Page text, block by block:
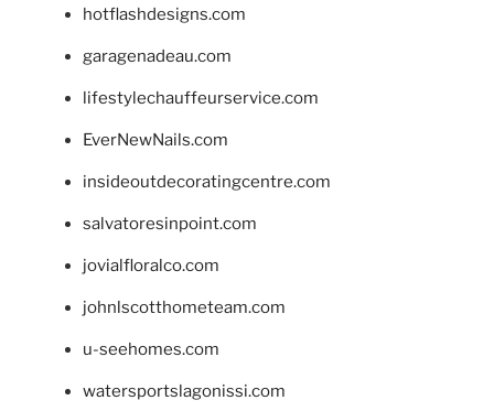
hotflashdesigns.com
garagenadeau.com
lifestylechauffeurservice.com
EverNewNails.com
insideoutdecoratingcentre.com
salvatoresinpoint.com
jovialfloralco.com
johnlscotthometeam.com
u-seehomes.com
watersportslagonissi.com